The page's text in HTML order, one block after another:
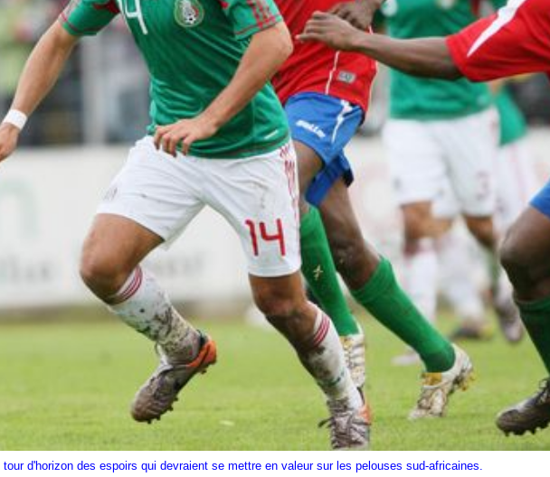
d'horizon des espoirs qui devraient se mettre en valeur sur les pelouses sud-africaines.